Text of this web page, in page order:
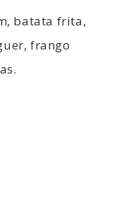
batata frita,
frango